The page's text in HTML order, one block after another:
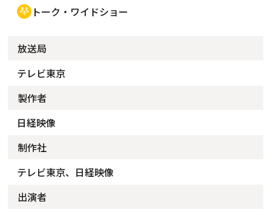
adaptive_audio_mic トーク・ワイドショー
放送局
テレビ東京
製作者
日経映像
制作社
テレビ東京、日経映像
出演者